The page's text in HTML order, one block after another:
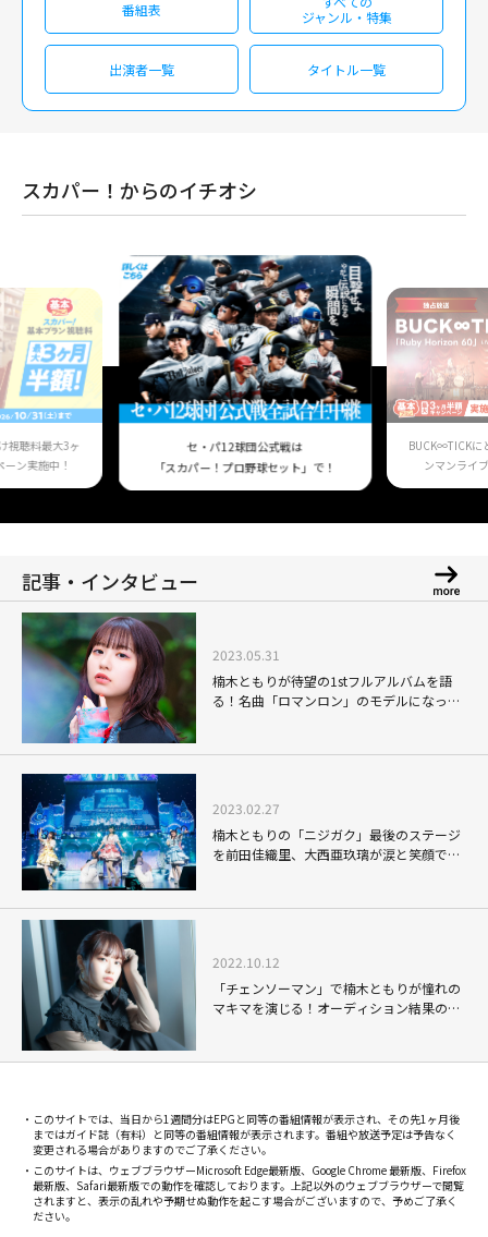
番組表
ジャンル・特集
出演者一覧 タイトル一覧
スカパー！からのイチオシ
視聴料最大3ヶ
ン実施中！
セ・パ12球団公式戦は
「スカパー！プロ野球セット」で！
BUCK∞TICKに
ンマンライ
記事・インタビュー
2023.05.31
楠木ともりが待望の1stフルアルバムを語
る！名曲「ロマンロン」のモデルになった
2023.02.27
楠木ともりの「ニジガク」最後のステージ
を前田佳織里、大西亜玖璃が涙と笑顔で見
2022.10.12
「チェンソーマン」で楠木ともりが憧れの
マキマを演じる！オーディション結果の発
このサイトでは、当日から1週間分はEPGと同等の番組情報が表示され、その先1ヶ月後
まではガイド誌（有料）と同等の番組情報が表示されます。番組や放送予定は予告なく
変更される場合がありますのでご了承ください。
このサイトは、ウェブブラウザーMicrosoft Edge最新版、Google Chrome 最新版、Firefox
最新版、Safari最新版での動作を確認しております。上記以外のウェブブラウザーで閲覧
されますと、表示の乱れや予期せぬ動作を起こす場合がございますので、予めご了承く
ださい。